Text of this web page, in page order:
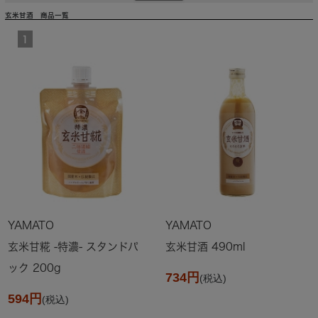
玄米甘酒 商品一覧
YAMATO
玄米甘糀 -特濃- スタンドパ
ック 200g
594円 (税込)
YAMATO
玄米甘酒 490ml
734円 (税込)